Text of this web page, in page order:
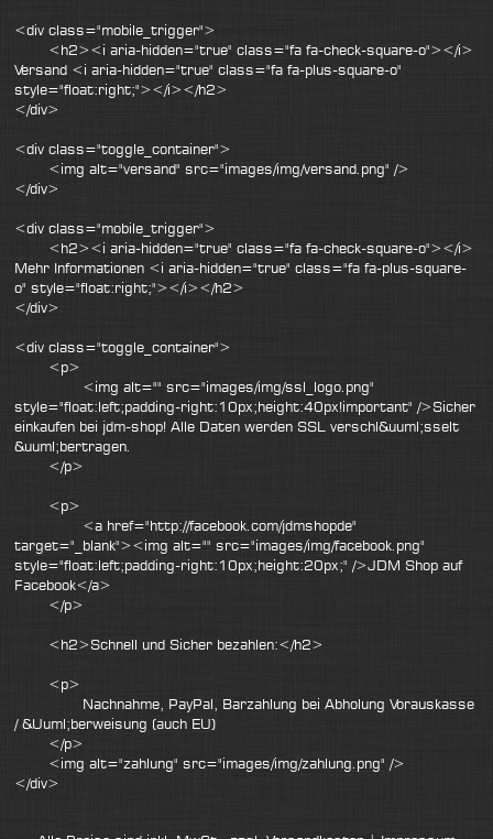
<div class="mobile_trigger">
<h2><i aria-hidden="true" class="fa fa-check-square-o"></i>
Versand <i aria-hidden="true" class="fa fa-plus-square-o"
style="float:right;"></i></h2>
</div>
<div class="toggle_container">
<img alt="versand" src="images/img/versand.png" />
</div>
<div class="mobile_trigger">
<h2><i aria-hidden="true" class="fa fa-check-square-o"></i>
Mehr Informationen <i aria-hidden="true" class="fa fa-plus-square-
o" style="float:right;"></i></h2>
</div>
<div class="toggle_container">
<p>
<img alt="" src="images/img/ssl_logo.png"
style="float:left;padding-right:10px;height:40px!important" />Sicher
einkaufen bei jdm-shop! Alle Daten werden SSL verschl&uuml;sselt
&uuml;bertragen.
</p>
<p>
<a href="http://facebook.com/jdmshopde"
target="_blank"><img alt="" src="images/img/facebook.png"
style="float:left;padding-right:10px;height:20px;" />JDM Shop auf
Facebook</a>
</p>
<h2>Schnell und Sicher bezahlen:</h2>
<p>
Nachnahme, PayPal, Barzahlung bei Abholung Vorauskasse
/ &Uuml;berweisung (auch EU)
</p>
<img alt="zahlung" src="images/img/zahlung.png" />
</div>